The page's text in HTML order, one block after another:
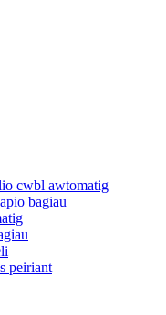
cwbl awtomatig
bagiau
peiriant